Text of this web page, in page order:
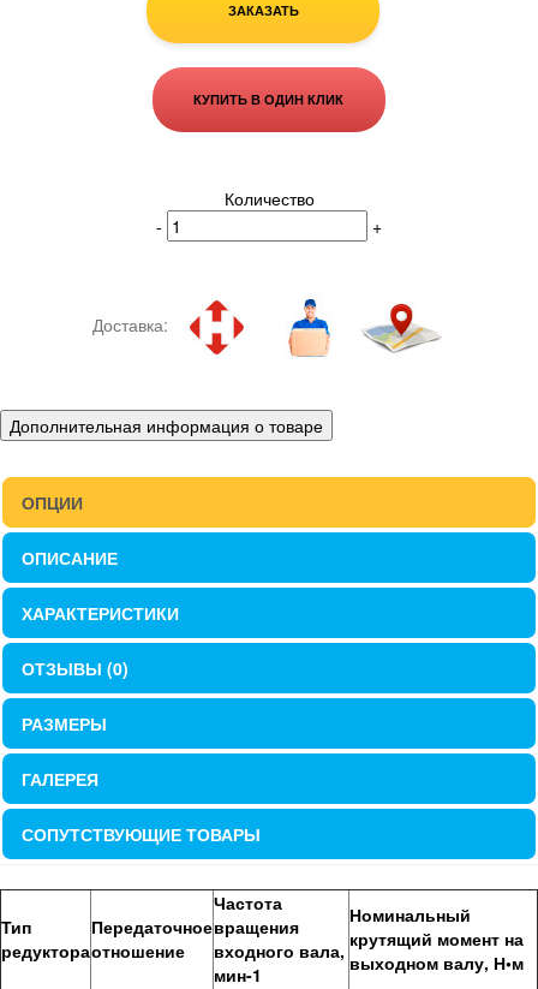
ЗАКАЗАТЬ
КУПИТЬ В ОДИН КЛИК
Количество
-
+
Доставка:
Дополнительная информация о товаре
ОПЦИИ
ОПИСАНИЕ
ХАРАКТЕРИСТИКИ
ОТЗЫВЫ (0)
РАЗМЕРЫ
ГАЛЕРЕЯ
СОПУТСТВУЮЩИЕ ТОВАРЫ
Тип
редуктора
Передаточное
отношение
Частота
вращения
входного вала,
мин-1
Номинальный
крутящий момент на
выходном валу, Н•м